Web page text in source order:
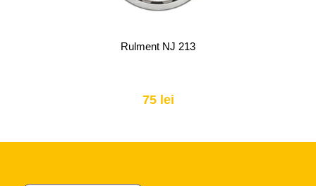
Rulment NJ 213
75 lei